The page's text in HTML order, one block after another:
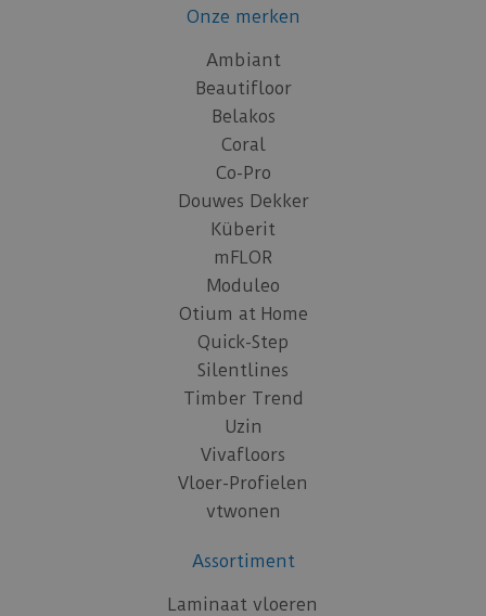
Onze merken
Ambiant
Beautifloor
Belakos
Coral
Co-Pro
Douwes Dekker
Küberit
mFLOR
Moduleo
Otium at Home
Quick-Step
Silentlines
Timber Trend
Uzin
Vivafloors
Vloer-Profielen
vtwonen
Assortiment
Laminaat vloeren